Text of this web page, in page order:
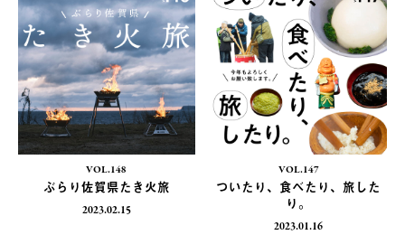
VOL.148
ぶらり佐賀県たき火旅
2023.02.15
VOL.147
ついたり、食べたり、旅した
り。
2023.01.16